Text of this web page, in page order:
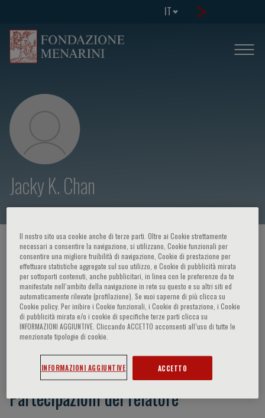
IT
Jacky K. Chan
HOME PAGE / CORSI ED EVENTI / RELATORE
Jacky K. Chan
Consultant Cardiologist The University of Hong
Kong Shenzhen Hospital
Partecipazioni del relatore
Il nostro sito usa cookie anche di terze parti. Oltre ai Cookie strettamente
necessari a consentire la navigazione, si utilizzano, Cookie funzionali per
consentire una migliore fruibilità di navigazione, Cookie di prestazione per
effettuare statistiche aggregate sul suo utilizzo, e Cookie di pubblicità mirata
per sottoporti contenuti, anche pubblicitari, in linea con le preferenze da te
manifestate nell‘ambito della navigazione in rete su questo e su altri siti ed
automaticamente rilevate (profilazione). Se vuoi saperne di più clicca su
Cookie policy. Per inibire i Cookie funzionali, i Cookie di prestazione, i Cookie
di pubblicità mirata e/o i cookie di specifiche terze parti clicca su
INFORMAZIONI AGGIUNTIVE. Cliccando ACCETTO acconsenti all’uso di tutte le
menzionate tipologie di cookie.
INFORMAZIONI AGGIUNTIVE ACCETTO